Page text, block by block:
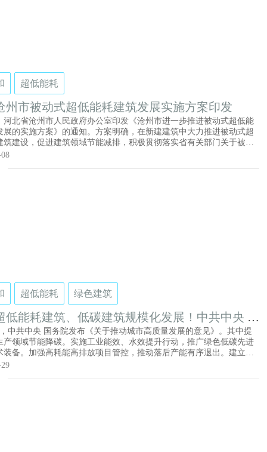
超低能耗
州市被动式超低能耗建筑发展实施方案印发
河北省沧州市人民政府办公室印发《沧州市进一步推进被动式超低能
展的实施方案》的通知。方案明确，在新建建筑中大力推进被动式超
筑建设，促进建筑领域节能减排，积极贯彻落实省有关部门关于被动
耗建筑相关任务目标、重点工作和措施，持续加大被动式超低能耗建
超低能耗 绿色建筑
低能耗建筑、低碳建筑规模化发展！中共中央 国
布《关于推动城市高质量发展的意见》
中共中央 国务院发布《关于推动城市高质量发展的意见》。其中提
产领域节能降碳。实施工业能效、水效提升行动，推广绿色低碳先进
装备。加强高耗能高排放项目管控，推动落后产能有序退出。建立重
足迹标识认证制度。建立工业园区集中供能体系，推动废水、余热、